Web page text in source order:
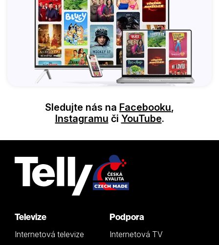
Sledujte nás na Facebooku,
Instagramu či YouTube.
Televize
Internetová televize
Podpora
Internetová TV